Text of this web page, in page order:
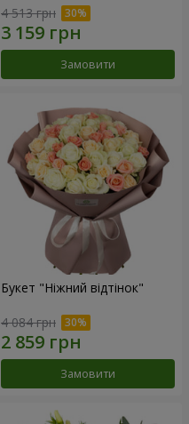
4 513 грн
Замовити
Букет "Ніжний відтінок"
4 084 грн
Замовити